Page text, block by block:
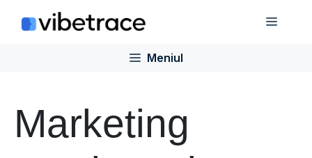
Meniul
Marketing